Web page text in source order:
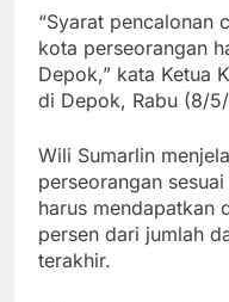
“Syarat pencalonan
kota perseorangan
Depok,” kata Ketua
di Depok, Rabu (8/
Wili Sumarlin
perseorangan
harus mendapatkan
persen dari jumlah
terakhir.